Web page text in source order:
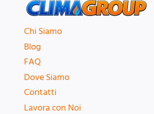
Chi Siamo
Blog
FAQ
Dove Siamo
Contatti
Lavora con Noi